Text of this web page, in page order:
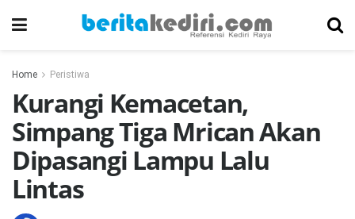
Home Peristiwa
Kurangi Kemacetan,
Simpang Tiga Mrican Akan
Dipasangi Lampu Lalu
Lintas